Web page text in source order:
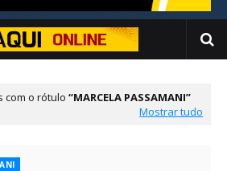
com o rótulo
MARCELA PASSAMANI
Mostrar tudo